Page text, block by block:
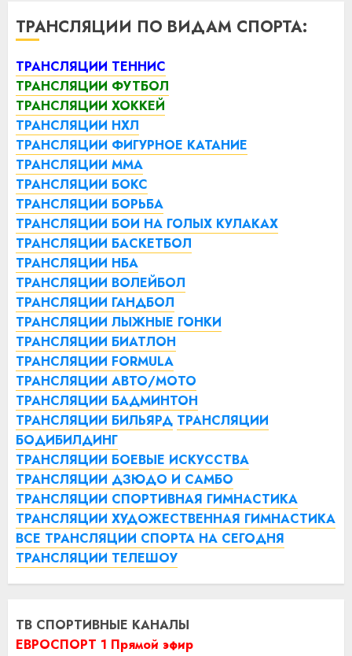
ТРАНСЛЯЦИИ ПО ВИДАМ СПОРТА:
ТРАНСЛЯЦИИ ТЕННИС
ТРАНСЛЯЦИИ ФУТБОЛ
ТРАНСЛЯЦИИ ХОККЕЙ
ТРАНСЛЯЦИИ НХЛ
ТРАНСЛЯЦИИ ФИГУРНОЕ КАТАНИЕ
ТРАНСЛЯЦИИ ММА
ТРАНСЛЯЦИИ БОКС
ТРАНСЛЯЦИИ БОРЬБА
ТРАНСЛЯЦИИ БОИ НА ГОЛЫХ КУЛАКАХ
ТРАНСЛЯЦИИ БАСКЕТБОЛ
ТРАНСЛЯЦИИ НБА
ТРАНСЛЯЦИИ ВОЛЕЙБОЛ
ТРАНСЛЯЦИИ ГАНДБОЛ
ТРАНСЛЯЦИИ ЛЫЖНЫЕ ГОНКИ
ТРАНСЛЯЦИИ БИАТЛОН
ТРАНСЛЯЦИИ FORMULA
ТРАНСЛЯЦИИ АВТО/МОТО
ТРАНСЛЯЦИИ БАДМИНТОН
ТРАНСЛЯЦИИ БИЛЬЯРД ТРАНСЛЯЦИИ
БОДИБИЛДИНГ
ТРАНСЛЯЦИИ БОЕВЫЕ ИСКУССТВА
ТРАНСЛЯЦИИ ДЗЮДО И САМБО
ТРАНСЛЯЦИИ СПОРТИВНАЯ ГИМНАСТИКА
ТРАНСЛЯЦИИ ХУДОЖЕСТВЕННАЯ ГИМНАСТИКА
ВСЕ ТРАНСЛЯЦИИ СПОРТА НА СЕГОДНЯ
ТРАНСЛЯЦИИ ТЕЛЕШОУ
ТВ СПОРТИВНЫЕ КАНАЛЫ
ЕВРОСПОРТ 1 Прямой эфир